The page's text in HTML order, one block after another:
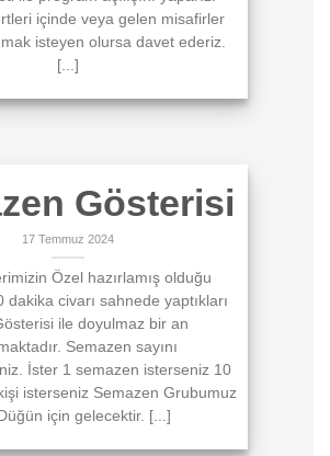
içinde veya gelen misafirler
isteyen olursa davet ederiz.
[...]
Gösterisi
17 Temmuz 2024
Özel hazırlamış olduğu
dakika civarı sahnede yaptıkları
ile doyulmaz bir an
Semazen sayını
İster 1 semazen isterseniz 10
isterseniz Semazen Grubumuz
için gelecektir. [...]